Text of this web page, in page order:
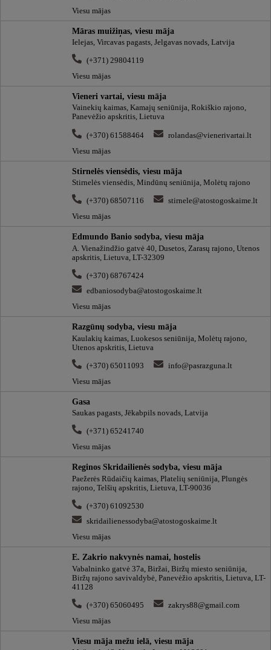
Viesu mājas
Māras muižiņas, viesu māja
Ielejas, Vircavas pagasts, Jelgavas novads, Latvija
(+371) 29804119
Viesu mājas
Vieneri vartai, viesu māja
Vainekių kaimas, Kamajų seniūnija, Rokiškio rajono,
Panevėžio apskritis, Lietuva
(+370) 61588464
rolandas@vienerivartai.lt
Viesu mājas
Stirnelės viensėdis, viesu māja
Stirnelės viensėdis, Mindūnų seniūnija, Molėtų rajono
(+370) 68507116
stirnele@atostogoskaime.lt
Viesu mājas
Edmundo Banio sodyba, viesu māja
A. Vienažindžio gatvė 40, Dusetos, Zarasų rajono, Utenos
apskritis, Lietuva, LT-32309
(+370) 68767424
edbaniosodyba@atostogoskaime.lt
Viesu mājas
Razgūnų sodyba, viesu māja
Kaulakių kaimas, Luokesos seniūnija, Molėtų rajono,
Utenos apskritis, Lietuva
(+370) 65011093
info@pasrazguna.lt
Viesu mājas
Gasa
Saukas pagasts, Jēkabpils novads, Latvija
(+371) 65241740
Viesu mājas
Reginos Skridailienės sodyba, viesu māja
Paežerės Rūdaičių kaimas, Platelių seniūnija, Plungės
rajono, Telšių apskritis, Lietuva, LT-90036
(+370) 61092530
skridailienessodyba@atostogoskaime.lt
Viesu mājas
E. Zakrio nakvynės namai, hostelis
Vabalninko gatvė 37a, Biržai, Biržų miesto seniūnija,
Biržų rajono savivaldybė, Panevėžio apskritis, Lietuva, LT-
41128
(+370) 65060495
zakrys88@gmail.com
Viesu mājas
Viesu māja mežu ielā, viesu māja